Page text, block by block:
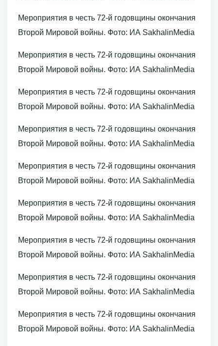
Мероприятия в честь 72-й годовщины окончания
Второй Мировой войны. Фото: ИА SakhalinMedia
Мероприятия в честь 72-й годовщины окончания
Второй Мировой войны. Фото: ИА SakhalinMedia
Мероприятия в честь 72-й годовщины окончания
Второй Мировой войны. Фото: ИА SakhalinMedia
Мероприятия в честь 72-й годовщины окончания
Второй Мировой войны. Фото: ИА SakhalinMedia
Мероприятия в честь 72-й годовщины окончания
Второй Мировой войны. Фото: ИА SakhalinMedia
Мероприятия в честь 72-й годовщины окончания
Второй Мировой войны. Фото: ИА SakhalinMedia
Мероприятия в честь 72-й годовщины окончания
Второй Мировой войны. Фото: ИА SakhalinMedia
Мероприятия в честь 72-й годовщины окончания
Второй Мировой войны. Фото: ИА SakhalinMedia
Мероприятия в честь 72-й годовщины окончания
Второй Мировой войны. Фото: ИА SakhalinMedia